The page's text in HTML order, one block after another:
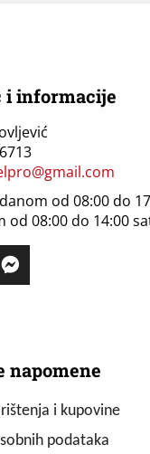
i informacije
od 08:00 do
od 08:00 do 14:00
napomene
i kupovine
podataka